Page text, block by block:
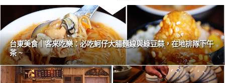
台東美食｜客來吃樂：必吃蚵仔大腸麵線與綠豆蒜，在地排隊下午
茶 ~